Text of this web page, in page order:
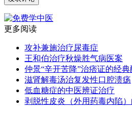
更多阅读
攻补兼施治疗尿毒症
王和伯治疗秋燥胜气病医案
仲景“辛开苦降”治痞证的经典
滋肾解毒汤治复发性口腔溃疡
低血糖症的中医辨证治疗
剥脱性皮炎（外用药毒内陷